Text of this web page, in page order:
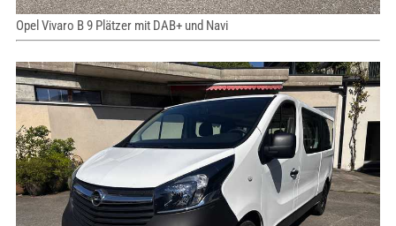
Opel Vivaro B 9 Plätzer mit DAB+ und Navi